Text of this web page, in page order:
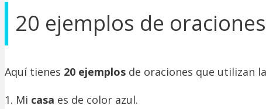
20 ejemplos de
Aquí tienes 20 ejemplos de oraciones que utilizan
1. Mi casa es de color azul.